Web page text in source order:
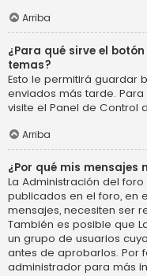
Arriba
¿Para qué sirve el
temas?
Esto le permitirá guardar
enviados más tarde.
visite el Panel de Control
Arriba
¿Por qué mis mensajes
La Administración del
publicados en el foro, en
mensajes, necesiten ser
También es posible que
un grupo de usuarios
antes de aprobarlos. Por
administrador para más